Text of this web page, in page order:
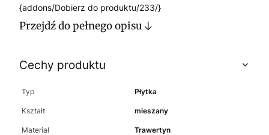
{addons/Dobierz do produktu/233/}
Przejdź do pełnego opisu
Cechy produktu
Typ Płytka
Kształt mieszany
Materiał Trawertyn